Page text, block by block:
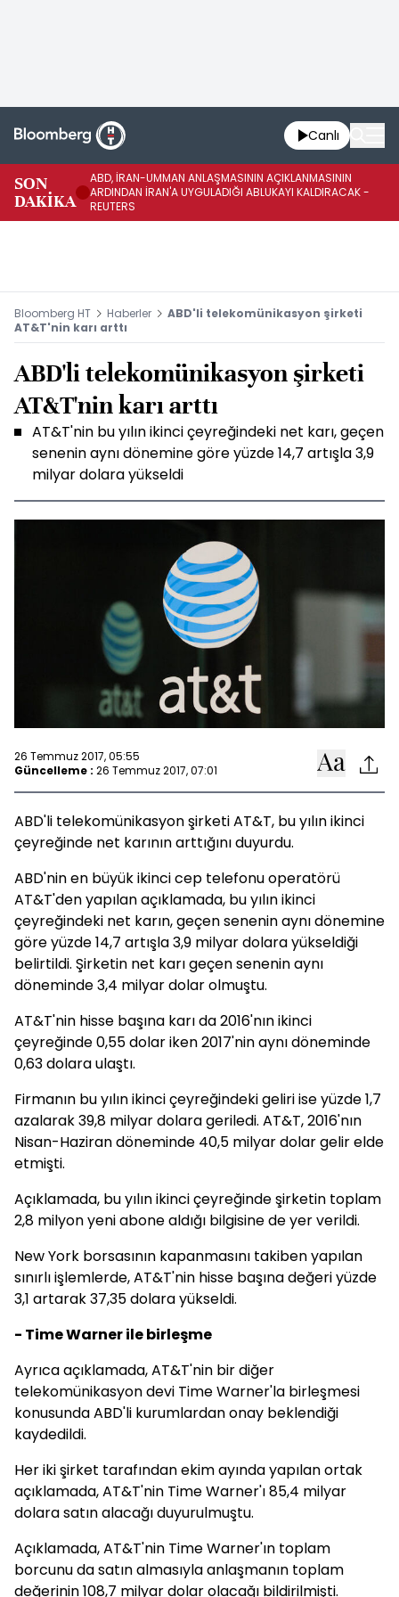
Canlı
SON
DAKİKA
ABD, İRAN-UMMAN ANLAŞMASININ AÇIKLANMASININ
ARDINDAN İRAN'A UYGULADIĞI ABLUKAYI KALDIRACAK -
REUTERS
Bloomberg HT Haberler
ABD'li telekomünikasyon şirketi
AT&T'nin karı arttı
ABD'li telekomünikasyon şirketi
AT&T'nin karı arttı
AT&T'nin bu yılın ikinci çeyreğindeki net karı, geçen
senenin aynı dönemine göre yüzde 14,7 artışla 3,9
milyar dolara yükseldi
26 Temmuz 2017, 05:55
Güncelleme : 26 Temmuz 2017, 07:01
ABD'li telekomünikasyon şirketi AT&T, bu yılın ikinci
çeyreğinde net karının arttığını duyurdu.
ABD'nin en büyük ikinci cep telefonu operatörü
AT&T'den yapılan açıklamada, bu yılın ikinci
çeyreğindeki net karın, geçen senenin aynı dönemine
göre yüzde 14,7 artışla 3,9 milyar dolara yükseldiği
belirtildi. Şirketin net karı geçen senenin aynı
döneminde 3,4 milyar dolar olmuştu.
AT&T'nin hisse başına karı da 2016'nın ikinci
çeyreğinde 0,55 dolar iken 2017'nin aynı döneminde
0,63 dolara ulaştı.
Firmanın bu yılın ikinci çeyreğindeki geliri ise yüzde 1,7
azalarak 39,8 milyar dolara geriledi. AT&T, 2016'nın
Nisan-Haziran döneminde 40,5 milyar dolar gelir elde
etmişti.
Açıklamada, bu yılın ikinci çeyreğinde şirketin toplam
2,8 milyon yeni abone aldığı bilgisine de yer verildi.
New York borsasının kapanmasını takiben yapılan
sınırlı işlemlerde, AT&T'nin hisse başına değeri yüzde
3,1 artarak 37,35 dolara yükseldi.
- Time Warner ile birleşme
Ayrıca açıklamada, AT&T'nin bir diğer
telekomünikasyon devi Time Warner'la birleşmesi
konusunda ABD'li kurumlardan onay beklendiği
kaydedildi.
Her iki şirket tarafından ekim ayında yapılan ortak
açıklamada, AT&T'nin Time Warner'ı 85,4 milyar
dolara satın alacağı duyurulmuştu.
Açıklamada, AT&T'nin Time Warner'ın toplam
borcunu da satın almasıyla anlaşmanın toplam
değerinin 108,7 milyar dolar olacağı bildirilmişti.